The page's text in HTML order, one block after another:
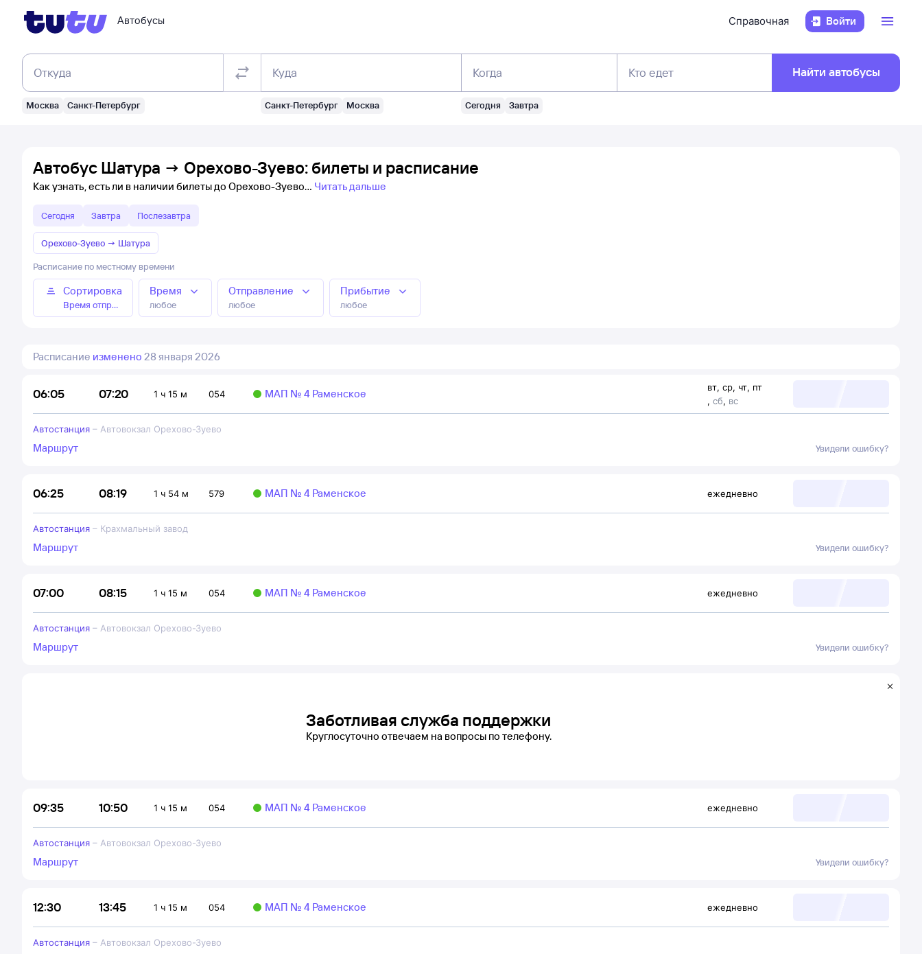
Автобусы Справочная Войти
Откуда
Москва Санкт-Петербург
Куда
Санкт-Петербург Москва
Когда
Сегодня Завтра
Кто едет Найти автобусы
Автобус Шатура → Орехово-Зуево: билеты и расписание
Как узнать, есть ли в наличии билеты до Орехово-Зуево Читать дальше
Сегодня Завтра Послезавтра
Орехово-Зуево → Шатура
Расписание по местному времени
Сортировка
Время отправления
Время
любое
Отправление
любое
Прибытие
любое
Расписание изменено 28 января 2026
06:05 07:20 1 ч 15 м 054 МАП № 4 Раменское вт, ср, чт, пт
, сб, вс
Автостанция – Автовокзал Орехово-Зуево
Маршрут Увидели ошибку?
06:25 08:19 1 ч 54 м 579 МАП № 4 Раменское ежедневно
Автостанция – Крахмальный завод
Маршрут Увидели ошибку?
07:00 08:15 1 ч 15 м 054 МАП № 4 Раменское ежедневно
Автостанция – Автовокзал Орехово-Зуево
Маршрут Увидели ошибку?
Заботливая служба поддержки
Круглосуточно отвечаем на вопросы по телефону.
09:35 10:50 1 ч 15 м 054 МАП № 4 Раменское ежедневно
Автостанция – Автовокзал Орехово-Зуево
Маршрут Увидели ошибку?
12:30 13:45 1 ч 15 м 054 МАП № 4 Раменское ежедневно
Автостанция – Автовокзал Орехово-Зуево